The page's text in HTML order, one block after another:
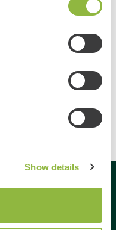
Show details